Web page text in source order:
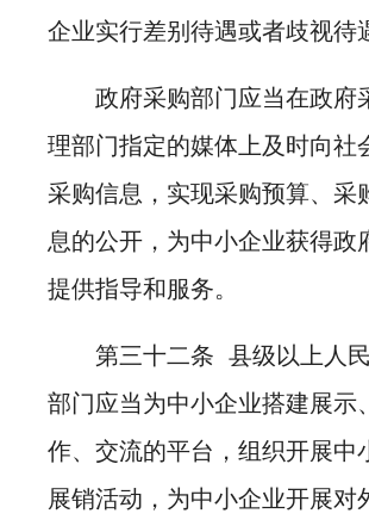
企业实行差别待遇或者歧视待
政府采购部门应当在政府
理部门指定的媒体上及时向社
采购信息，实现采购预算、采
息的公开，为中小企业获得政
提供指导和服务。
第三十二条 县级以上人
部门应当为中小企业搭建展示
作、交流的平台，组织开展中
展销活动，为中小企业开展对